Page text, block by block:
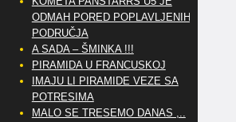
ODMAH PORED POPLAVLJENIH
PODRUČJA
A SADA – ŠMINKA !!!
PIRAMIDA U FRANCUSKOJ
IMAJU LI PIRAMIDE VEZE SA
POTRESIMA
MALO SE TRESEMO DANAS ,..